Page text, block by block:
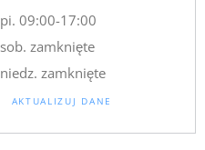
pi. 09:00-17:00
sob. zamknięte
niedz. zamknięte
AKTUALIZUJ DANE